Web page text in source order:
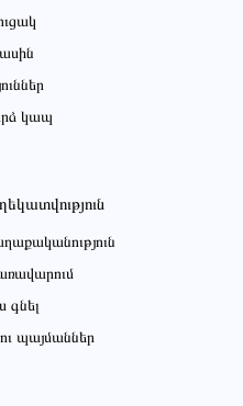
կապ
գնել
պայմաններ